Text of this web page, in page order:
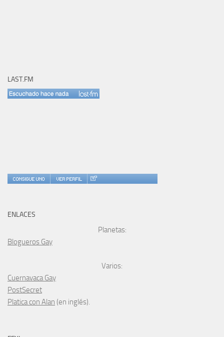
LAST.FM
ENLACES
Planetas:
Blogueros Gay
Varios:
Cuernavaca Gay
PostSecret
Platica con Alan (en inglés).